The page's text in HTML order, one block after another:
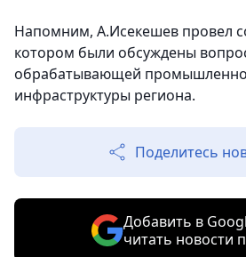
Напомним, А.Исекешев провел
котором были обсуждены
обрабатывающей
инфраструктуры региона.
Поделитесь
Добавить в
читать новости